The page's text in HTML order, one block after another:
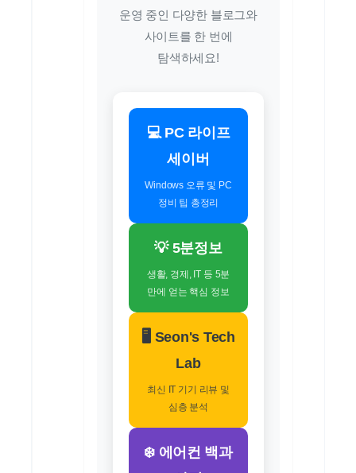
운영 중인 다양한 블로그와
사이트를 한 번에
탐색하세요!
💻 PC 라이프
세이버
Windows 오류 및 PC
정비 팁 총정리
💡 5분정보
생활, 경제, IT 등 5분
만에 얻는 핵심 정보
🖥️ Seon's Tech
Lab
최신 IT 기기 리뷰 및
심층 분석
❄️ 에어컨 백과